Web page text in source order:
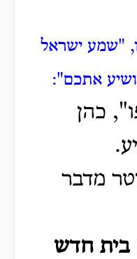
"שמע ישראל
אתכם":
כהן
מדבר
בית חדש